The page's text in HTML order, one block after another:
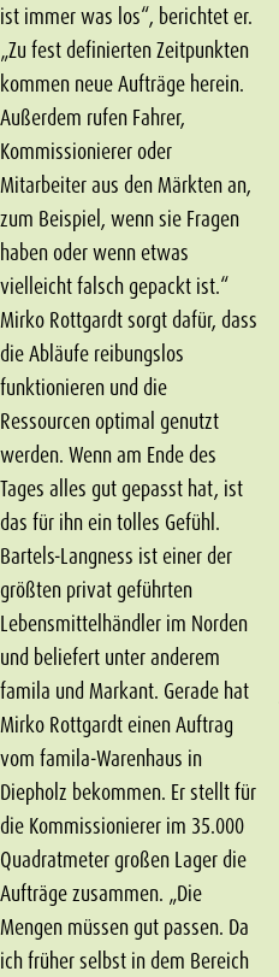
ist immer was los“, berichtet er.
„Zu fest definierten Zeitpunkten
kommen neue Aufträge herein.
Außerdem rufen Fahrer,
Kommissionierer oder
Mitarbeiter aus den Märkten an,
zum Beispiel, wenn sie Fragen
haben oder wenn etwas
vielleicht falsch gepackt ist.“
Mirko Rottgardt sorgt dafür, dass
die Abläufe reibungslos
funktionieren und die
Ressourcen optimal genutzt
werden. Wenn am Ende des
Tages alles gut gepasst hat, ist
das für ihn ein tolles Gefühl.
Bartels-Langness ist einer der
größten privat geführten
Lebensmittelhändler im Norden
und beliefert unter anderem
famila und Markant. Gerade hat
Mirko Rottgardt einen Auftrag
vom famila-Warenhaus in
Diepholz bekommen. Er stellt für
die Kommissionierer im 35.000
Quadratmeter großen Lager die
Aufträge zusammen. „Die
Mengen müssen gut passen. Da
ich früher selbst in dem Bereich
sind. Auch die Tore im Lager
kontrolliert er, denn dort muss
Platz für weitere Ware sein. „Als
Disponent ist man
verantwortlich für die
termingerechte
Kommissionierung von
Kundenaufträgen. Die Mischung
aus Planungsaufgaben und
Kontakt mit vielen Menschen ist